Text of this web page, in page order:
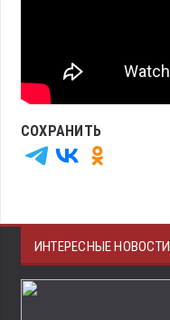
СОХРАНИТЬ
ИНТЕРЕСНЫЕ НОВОСТИ